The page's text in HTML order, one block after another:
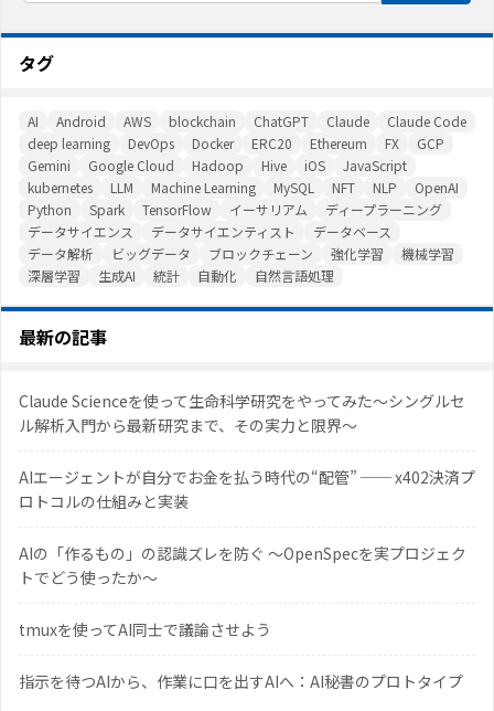
タグ
AI Android AWS blockchain ChatGPT Claude
Claude Code
deep learning
DevOps Docker ERC20 Ethereum FX
GCP
Gemini
Google Cloud Hadoop Hive iOS
JavaScript
kubernetes
LLM Machine Learning MySQL NFT NLP
OpenAI
Python
Spark TensorFlow イーサリアム
ディープラーニング
データサイエンス
データサイエンティスト
データベース
データ解析
ビッグデータ ブロックチェーン 強化学習
機械学習
深層学習
生成AI 統計 自動化 自然言語処理
最新の記事
Claude Scienceを使って生命科学研究をやってみた〜シングルセ
ル解析入門から最新研究まで、その実力と限界〜
AIエージェントが自分でお金を払う時代の“配管” ── x402決済プ
ロトコルの仕組みと実装
AIの「作るもの」の認識ズレを防ぐ 〜OpenSpecを実プロジェク
トでどう使ったか〜
tmuxを使ってAI同士で議論させよう
指示を待つAIから、作業に口を出すAIへ：AI秘書のプロトタイプ